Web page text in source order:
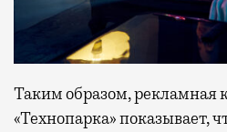
Таким образом, рекламная
«Технопарка» показывает,